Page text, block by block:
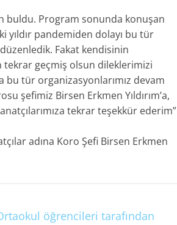
buldu. Program sonunda konuşan
yıldır pandemiden dolayı bu tür
Fakat kendisinin
tekrar geçmiş olsun dileklerimizi
tür organizasyonlarımız devam
şefimiz Birsen Erkmen Yıldırım’a,
tekrar teşekkür ederim”
adına Koro Şefi Birsen Erkmen
öğrencileri tarafından